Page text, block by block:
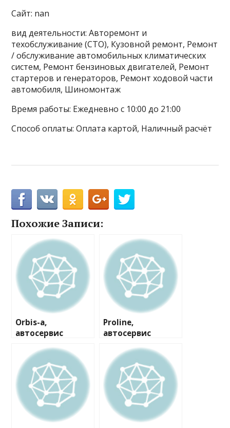
Сайт: nan
вид деятельности: Авторемонт и
техобслуживание (СТО), Кузовной ремонт, Ремонт
/ обслуживание автомобильных климатических
систем, Ремонт бензиновых двигателей, Ремонт
стартеров и генераторов, Ремонт ходовой части
автомобиля, Шиномонтаж
Время работы: Ежедневно с 10:00 до 21:00
Способ оплаты: Оплата картой, Наличный расчёт
Похожие Записи:
Orbis-a,
автосервис
Proline,
автосервис